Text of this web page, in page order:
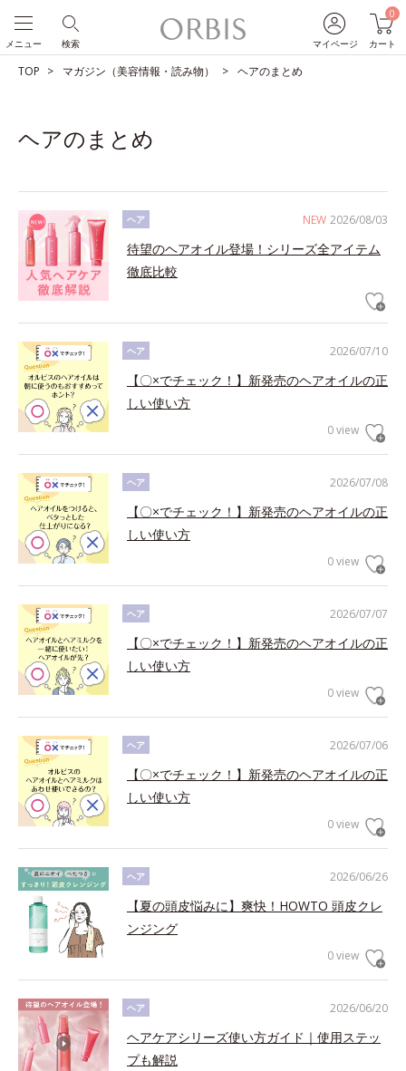
マイページ
0
カート
検索
メニュー
TOP マガジン（美容情報・読み物） ヘアのまとめ
ヘアのまとめ
NEW 2026/08/03
ヘア
待望のヘアオイル登場！シリーズ全アイテム
徹底比較
2026/07/10
ヘア
【〇×でチェック！】新発売のヘアオイルの正
しい使い方
0 view
2026/07/08
ヘア
【〇×でチェック！】新発売のヘアオイルの正
しい使い方
0 view
2026/07/07
ヘア
【〇×でチェック！】新発売のヘアオイルの正
しい使い方
0 view
2026/07/06
ヘア
【〇×でチェック！】新発売のヘアオイルの正
しい使い方
0 view
2026/06/26
ヘア
【夏の頭皮悩みに】爽快！HOWTO 頭皮クレ
ンジング
0 view
2026/06/20
ヘア
ヘアケアシリーズ使い方ガイド｜使用ステッ
プも解説